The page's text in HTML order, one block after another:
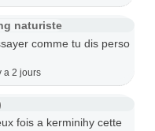
naturiste
comme tu dis perso
a 2 jours
fois a kerminihy cette